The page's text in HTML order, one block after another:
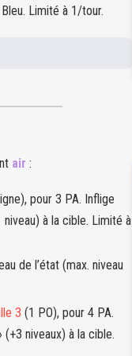
Limité à 1/tour.
air :
pour 3 PA. Inflige
à la cible. Limité à
de l’état (max. niveau
3 (1 PO), pour 4 PA.
niveaux) à la cible.